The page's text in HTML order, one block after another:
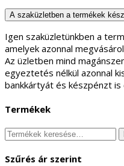
A szaküzletben a termékek
Igen szaküzletünkben a
amelyek azonnal
Az üzletben mind
egyeztetés nélkül azonnal
bankkártyát és készpénzt is
Termékek
Keresés
következőre:
Szűrés ár szerint